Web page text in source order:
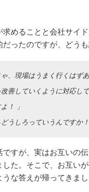
めることと会社サイ
ったのですが、どう
、現場はうまく行くはず
善していくように対応し
！ 」
うしろっていうんですか！
すが、実はお互いの
た。そこで、お互い
な答えが帰ってきまし